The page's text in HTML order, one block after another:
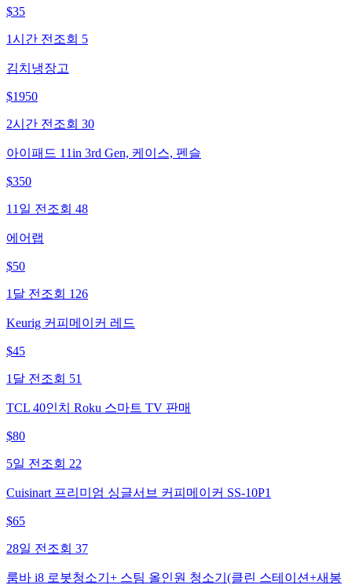
$35
1시간 전 조회 5
김치냉장고
$1950
2시간 전 조회 30
아이패드 11in 3rd Gen, 케이스, 펜슬
$350
11일 전 조회 48
에어랩
$50
1달 전 조회 126
Keurig 커피메이커 레드
$45
1달 전 조회 51
TCL 40인치 Roku 스마트 TV 판매
$80
5일 전 조회 22
Cuisinart 프리미엄 싱글서브 커피메이커 SS-10P1
$65
28일 전 조회 37
룸바 i8 로봇청소기+ 스팀 올인원 청소기(클린 스테이션+새봉